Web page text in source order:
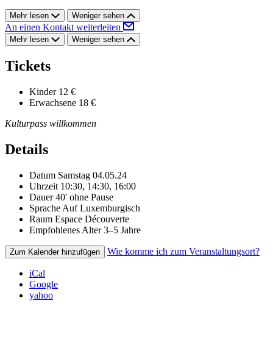
Mehr lesen Weniger sehen
An einen Kontakt weiterleiten
Mehr lesen Weniger sehen
Tickets
Kinder 12 €
Erwachsene 18 €
Kulturpass willkommen
Details
Datum Samstag 04.05.24
Uhrzeit 10:30, 14:30, 16:00
Dauer 40' ohne Pause
Sprache Auf Luxemburgisch
Raum Espace Découverte
Empfohlenes Alter 3–5 Jahre
Zum Kalender hinzufügen Wie komme ich zum Veranstaltungsort?
iCal
Google
yahoo